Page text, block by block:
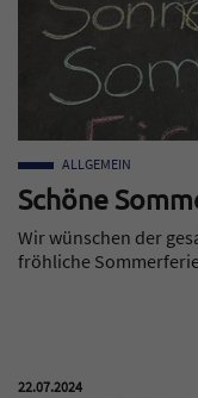
Schöne
ALLGEMEIN
Wir wünschen der
fröhliche
Veröffentlicht am:
22.07.2024